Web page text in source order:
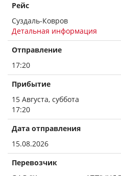
Рейс
Суздаль-Ковров
Детальная информация
Отправление
17:20
Прибытие
15 Августа, суббота
17:20
Дата отправления
15.08.2026
Перевозчик